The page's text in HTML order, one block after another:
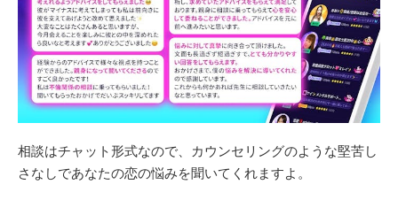
相談はチャット形式なので、カウンセリングのような堅苦し
さなしであなたの恋の悩みを聞いてくれますよ。